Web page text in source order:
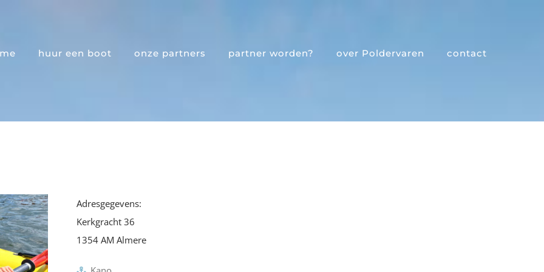
huur een boot onze partners partner worden? over Poldervaren contact
Adresgegevens:
Kerkgracht 36
1354 AM Almere